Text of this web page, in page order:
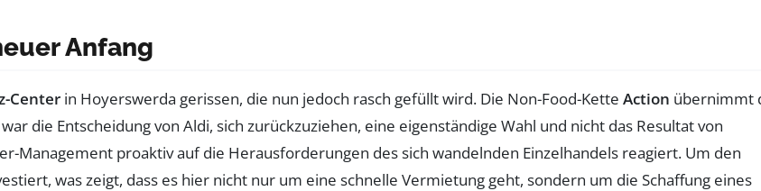
Anfang
Center in Hoyerswerda gerissen, die nun jedoch rasch gefüllt wird. Die Non-Food-Kette Action übernimmt
die Entscheidung von Aldi, sich zurückzuziehen, eine eigenständige Wahl und nicht das Resultat von
Management proaktiv auf die Herausforderungen des sich wandelnden Einzelhandels reagiert. Um den
was zeigt, dass es hier nicht nur um eine schnelle Vermietung geht, sondern um die Schaffung eines